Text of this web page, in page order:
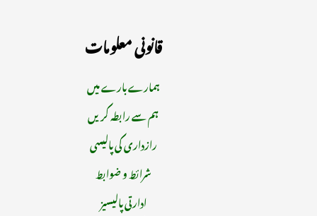
قانونی معلومات
ہمارے بارے میں
ہم سے رابطہ کریں
رازداری کی پالیسی
شرائط و ضوابط
ادارتی پالیسیز